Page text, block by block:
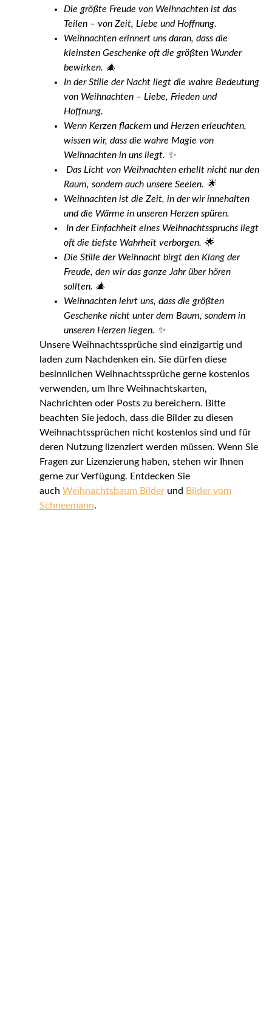
Die größte Freude von Weihnachten ist das
Teilen – von Zeit, Liebe und Hoffnung.
Weihnachten erinnert uns daran, dass die
kleinsten Geschenke oft die größten Wunder
bewirken. 🎄
In der Stille der Nacht liegt die wahre Bedeutung
von Weihnachten – Liebe, Frieden und
Hoffnung.
Wenn Kerzen flackern und Herzen erleuchten,
wissen wir, dass die wahre Magie von
Weihnachten in uns liegt. ✨
Das Licht von Weihnachten erhellt nicht nur den
Raum, sondern auch unsere Seelen. 🌟
Weihnachten ist die Zeit, in der wir innehalten
und die Wärme in unseren Herzen spüren.
In der Einfachheit eines Weihnachtsspruchs liegt
oft die tiefste Wahrheit verborgen. 🌟
Die Stille der Weihnacht birgt den Klang der
Freude, den wir das ganze Jahr über hören
sollten. 🎄
Weihnachten lehrt uns, dass die größten
Geschenke nicht unter dem Baum, sondern in
unseren Herzen liegen. ✨
Unsere Weihnachtssprüche sind einzigartig und
laden zum Nachdenken ein. Sie dürfen diese
besinnlichen Weihnachtssprüche gerne kostenlos
verwenden, um Ihre Weihnachtskarten,
Nachrichten oder Posts zu bereichern. Bitte
beachten Sie jedoch, dass die Bilder zu diesen
Weihnachtssprüchen nicht kostenlos sind und für
deren Nutzung lizenziert werden müssen. Wenn Sie
Fragen zur Lizenzierung haben, stehen wir Ihnen
gerne zur Verfügung. Entdecken Sie
auch Weihnachtsbaum Bilderund Bilder vom
Schneemann.